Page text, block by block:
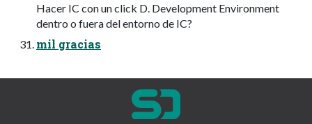
Hacer IC con un click D. Development Environment
dentro o fuera del entorno de IC?
mil gracias